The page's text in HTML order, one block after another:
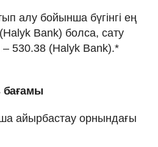
алу бойынша бүгінгі ең
Bank) болса, сату
– 530.38 (Halyk Bank).*
бағамы
айырбастау орнындағы